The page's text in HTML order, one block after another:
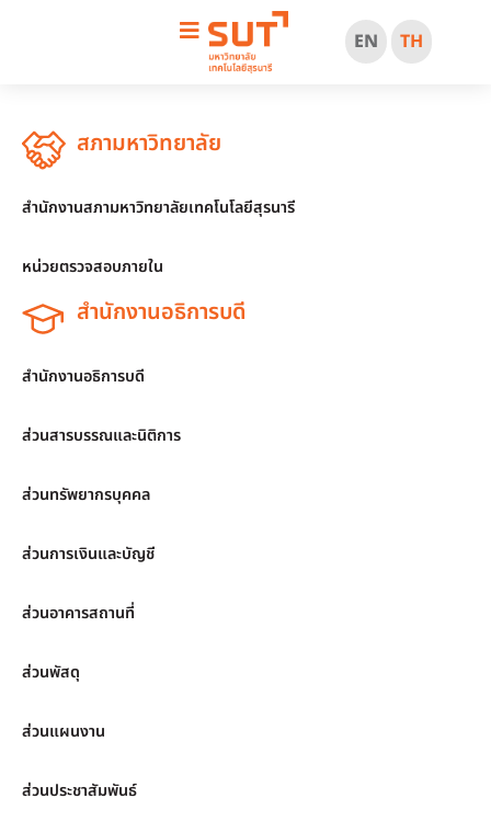
EN TH
สภามหาวิทยาลัย
สำนักงานสภามหาวิทยาลัยเทคโนโลยีสุรนารี
หน่วยตรวจสอบภายใน
สำนักงานอธิการบดี
สำนักงานอธิการบดี
ส่วนสารบรรณและนิติการ
ส่วนทรัพยากรบุคคล
ส่วนการเงินและบัญชี
ส่วนอาคารสถานที่
ส่วนพัสดุ
ส่วนแผนงาน
ส่วนประชาสัมพันธ์